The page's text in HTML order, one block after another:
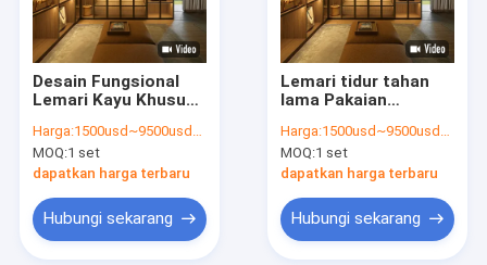
Tur Pabrik
Kontrol Kualitas
Berita
Kasus-kasus
Desain Fungsional
Lemari Kayu Khusus
Multipurpose
Harga:1500usd~9500usd/customized according to material&dimension
MOQ:1 set
dapatkan harga terbaru
Hubungi sekarang
Lemari tidur tahan
lama Pakaian
Lemari Organizer
Meubel Lemari Kayu
Harga:1500usd~9500usd/customized according to material&dimension
MOQ:1 set
dapatkan harga terbaru
Hubungi sekarang